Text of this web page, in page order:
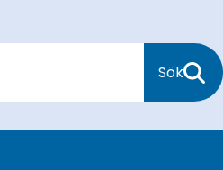
Sök